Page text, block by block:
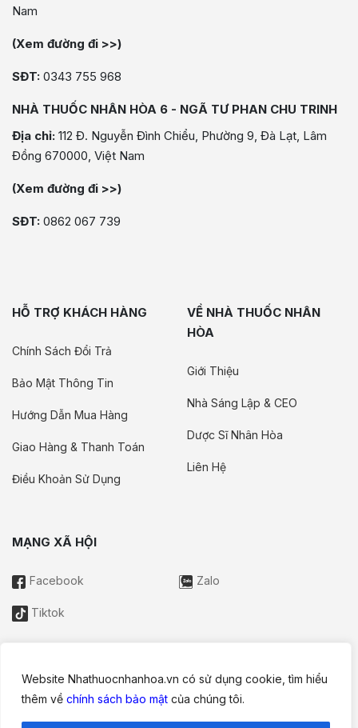
Website Nhathuocnhanhoa.vn có sử dụng cookie, tìm hiểu
thêm về chính sách bảo mật của chúng tôi.
Nam
(Xem đường đi >>)
SĐT: 0343 755 968
NHÀ THUỐC NHÂN HÒA 6 - NGÃ TƯ PHAN CHU TRINH
Địa chỉ: 112 Đ. Nguyễn Đình Chiểu, Phường 9, Đà Lạt, Lâm
Đồng 670000, Việt Nam
(Xem đường đi >>)
SĐT: 0862 067 739
HỖ TRỢ KHÁCH HÀNG
Chính Sách Đổi Trả
Bảo Mật Thông Tin
Hướng Dẫn Mua Hàng
Giao Hàng & Thanh Toán
Điều Khoản Sử Dụng
VỀ NHÀ THUỐC NHÂN
HÒA
Giới Thiệu
Nhà Sáng Lập & CEO
Dược Sĩ Nhân Hòa
Liên Hệ
MẠNG XÃ HỘI
Facebook Zalo
Tiktok
Thông tin trên website này chỉ mang tính chất nội bộ tham khảo;